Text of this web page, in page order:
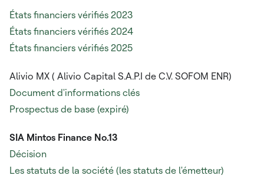
États financiers vérifiés 2023
États financiers vérifiés 2024
États financiers vérifiés 2025
Alivio MX ( Alivio Capital S.A.P.I de C.V. SOFOM ENR)
Document d'informations clés
Prospectus de base (expiré)
SIA Mintos Finance No.13
Décision
Les statuts de la société (les statuts de l'émetteur)